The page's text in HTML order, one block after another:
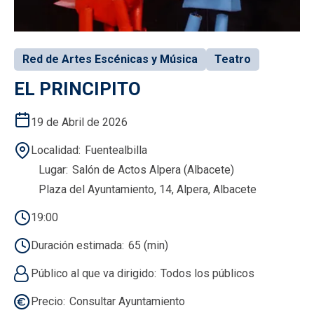
Red de Artes Escénicas y Música Teatro
EL PRINCIPITO
19 de Abril de 2026
Localidad Fuentealbilla
Lugar Salón de Actos Alpera (Albacete)
Plaza del Ayuntamiento, 14, Alpera, Albacete
19:00
Duración estimada 65 (min)
Público al que va dirigido Todos los públicos
Precio Consultar Ayuntamiento